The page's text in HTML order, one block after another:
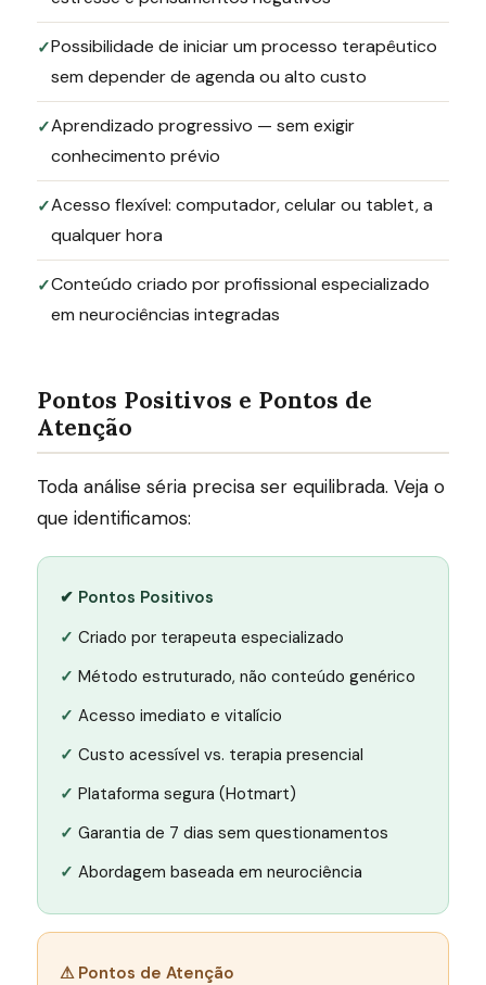
Possibilidade de iniciar um processo terapêutico
sem depender de agenda ou alto custo
Aprendizado progressivo — sem exigir
conhecimento prévio
Acesso flexível: computador, celular ou tablet, a
qualquer hora
Conteúdo criado por profissional especializado
em neurociências integradas
Pontos Positivos e Pontos de
Atenção
Toda análise séria precisa ser equilibrada. Veja o
que identificamos:
✔ Pontos Positivos
Criado por terapeuta especializado
Método estruturado, não conteúdo genérico
Acesso imediato e vitalício
Custo acessível vs. terapia presencial
Plataforma segura (Hotmart)
Garantia de 7 dias sem questionamentos
Abordagem baseada em neurociência
⚠ Pontos de Atenção